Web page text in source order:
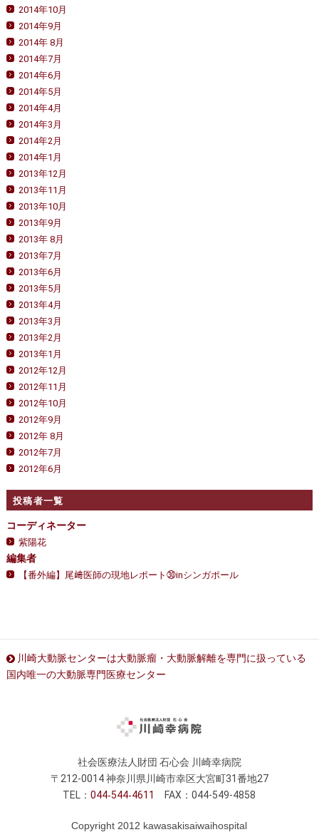
2014年10月
2014年9月
2014年 8月
2014年7月
2014年6月
2014年5月
2014年4月
2014年3月
2014年2月
2014年1月
2013年12月
2013年11月
2013年10月
2013年9月
2013年 8月
2013年7月
2013年6月
2013年5月
2013年4月
2013年3月
2013年2月
2013年1月
2012年12月
2012年11月
2012年10月
2012年9月
2012年 8月
2012年7月
2012年6月
投稿者一覧
コーディネーター
紫陽花
編集者
【番外編】尾﨑医師の現地レポート㉚inシンガポール
川崎大動脈センターは大動脈瘤・大動脈解離を専門に扱っている
国内唯一の大動脈専門医療センター
社会医療法人財団 石心会 川崎幸病院
〒212-0014 神奈川県川崎市幸区大宮町31番地27
TEL：044 544 4611 FAX：044-549-4858
Copyright 2012 kawasakisaiwaihospital